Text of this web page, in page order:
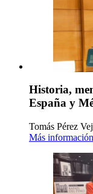
Historia,
España y
Tomás Pérez
Más información